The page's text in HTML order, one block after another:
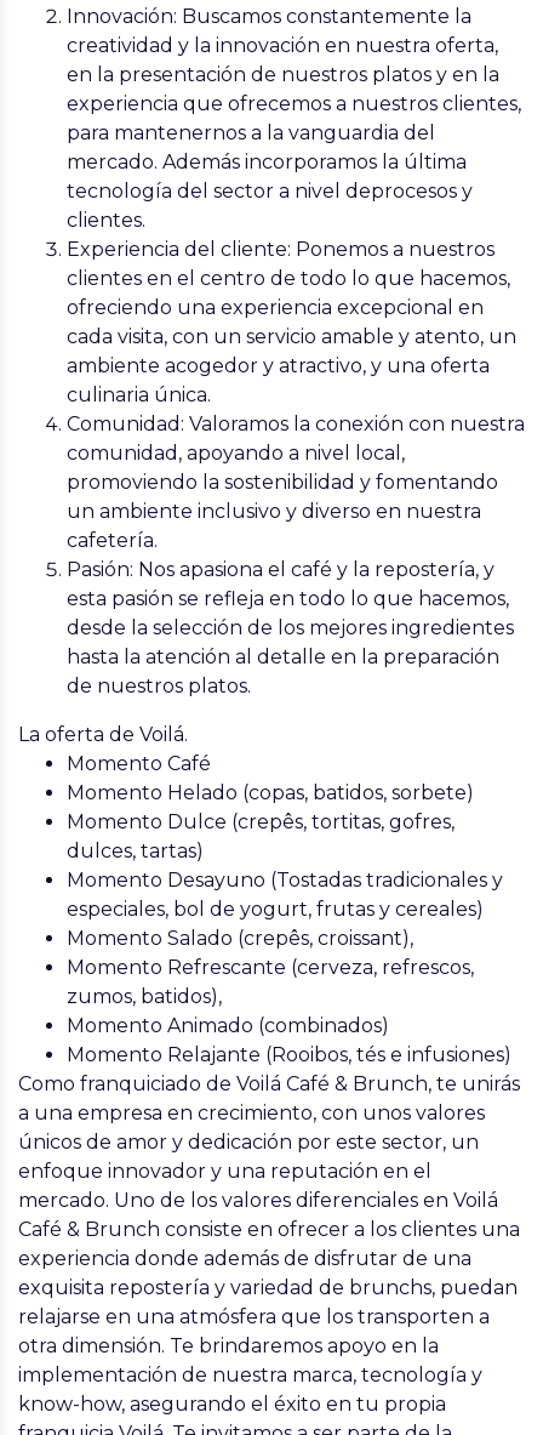
Innovación: Buscamos constantemente la
creatividad y la innovación en nuestra oferta,
en la presentación de nuestros platos y en la
experiencia que ofrecemos a nuestros clientes,
para mantenernos a la vanguardia del
mercado. Además incorporamos la última
tecnología del sector a nivel deprocesos y
clientes.
Experiencia del cliente: Ponemos a nuestros
clientes en el centro de todo lo que hacemos,
ofreciendo una experiencia excepcional en
cada visita, con un servicio amable y atento, un
ambiente acogedor y atractivo, y una oferta
culinaria única.
Comunidad: Valoramos la conexión con nuestra
comunidad, apoyando a nivel local,
promoviendo la sostenibilidad y fomentando
un ambiente inclusivo y diverso en nuestra
cafetería.
Pasión: Nos apasiona el café y la repostería, y
esta pasión se refleja en todo lo que hacemos,
desde la selección de los mejores ingredientes
hasta la atención al detalle en la preparación
de nuestros platos.
La oferta de Voilá.
Momento Café
Momento Helado (copas, batidos, sorbete)
Momento Dulce (crepês, tortitas, gofres,
dulces, tartas)
Momento Desayuno (Tostadas tradicionales y
especiales, bol de yogurt, frutas y cereales)
Momento Salado (crepês, croissant),
Momento Refrescante (cerveza, refrescos,
zumos, batidos),
Momento Animado (combinados)
Momento Relajante (Rooibos, tés e infusiones)
Como franquiciado de Voilá Café & Brunch, te unirás
a una empresa en crecimiento, con unos valores
únicos de amor y dedicación por este sector, un
enfoque innovador y una reputación en el
mercado. Uno de los valores diferenciales en Voilá
Café & Brunch consiste en ofrecer a los clientes una
experiencia donde además de disfrutar de una
exquisita repostería y variedad de brunchs, puedan
relajarse en una atmósfera que los transporten a
otra dimensión. Te brindaremos apoyo en la
implementación de nuestra marca, tecnología y
know-how, asegurando el éxito en tu propia